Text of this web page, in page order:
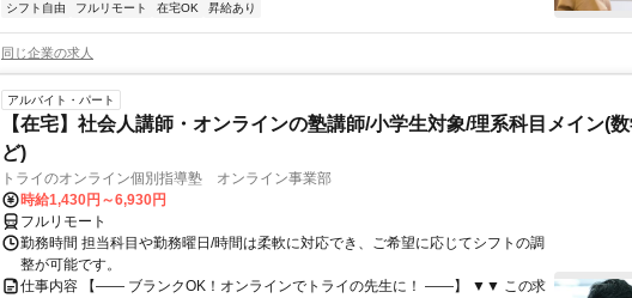
シフト自由 フルリモート 在宅OK 昇給あり
同じ企業の求人
アルバイト・パート
【在宅】社会人講師・オンラインの塾講師/小学生対象/理系科目メイン(
ど)
トライのオンライン個別指導塾 オンライン事業部
時給1,430円～6,930円
フルリモート
勤務時間 担当科目や勤務曜日/時間は柔軟に対応でき、ご希望に応じてシフトの調
整が可能です。
仕事内容 【―― ブランクOK！オンラインでトライの先生に！ ――】 ▼▼ この求